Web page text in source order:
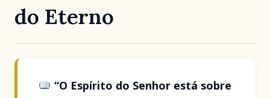
do Eterno
“O Espírito do Senhor está sobre